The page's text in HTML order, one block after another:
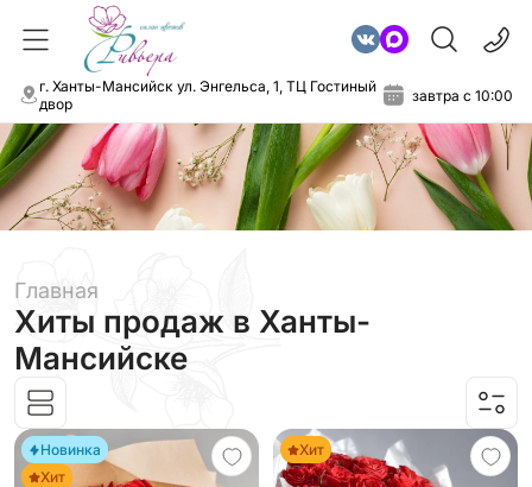
г. Ханты-Мансийск ул. Энгельса, 1, ТЦ Гостиный
двор
завтра с 10:00
Главная
Хиты продаж в Ханты-
Мансийске
Новинка
Хит
Хит